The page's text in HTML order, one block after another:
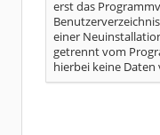
erst das
einer
getrennt vom
hierbei keine Daten